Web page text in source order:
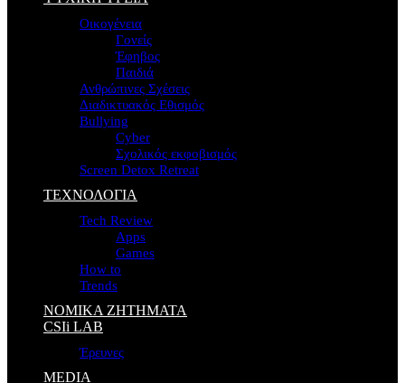
Οικογένεια
Γονείς
Έφηβος
Παιδιά
Ανθρώπινες Σχέσεις
Διαδικτυακός Εθισμός
Bullying
Cyber
Σχολικός εκφοβισμός
Screen Detox Retreat
ΤΕΧΝΟΛΟΓΙΑ
Tech Review
Apps
Games
How to
Trends
ΝΟΜΙΚΑ ΖΗΤΗΜΑΤΑ
CSIi LAB
Έρευνες
MEDIA